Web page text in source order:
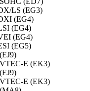
LS (EG3)
(EG4)
(EG4)
(EG4)
(EG5)
VTEC-E (EK3)
VTEC-E (EK3)